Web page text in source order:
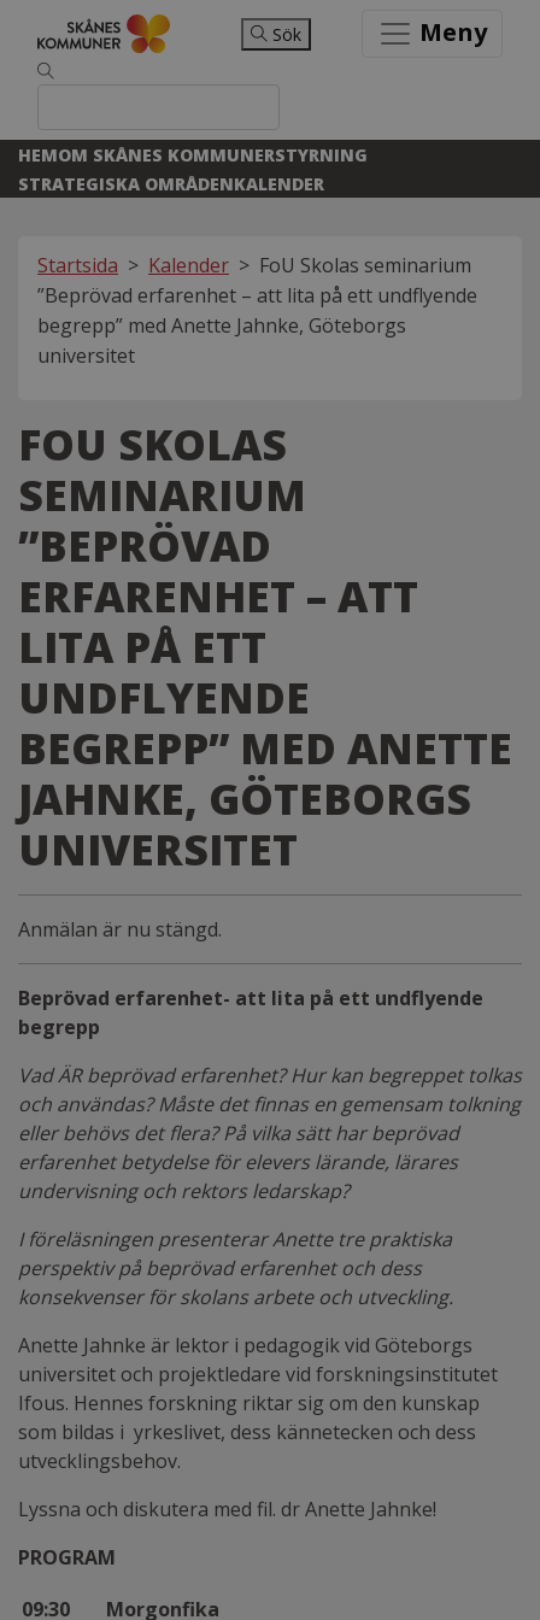
Sök Meny
HEMOM SKÅNES KOMMUNERSTYRNING
STRATEGISKA OMRÅDENKALENDER
Startsida > Kalender > FoU Skolas seminarium
”Beprövad erfarenhet – att lita på ett undflyende
begrepp” med Anette Jahnke, Göteborgs
universitet
FOU SKOLAS
SEMINARIUM
”BEPRÖVAD
ERFARENHET – ATT
LITA PÅ ETT
UNDFLYENDE
BEGREPP” MED ANETTE
JAHNKE, GÖTEBORGS
UNIVERSITET
Anmälan är nu stängd.
Beprövad erfarenhet- att lita på ett undflyende
begrepp
Vad ÄR beprövad erfarenhet? Hur kan begreppet tolkas
och användas? Måste det finnas en gemensam tolkning
eller behövs det flera? På vilka sätt har beprövad
erfarenhet betydelse för elevers lärande, lärares
undervisning och rektors ledarskap?
I föreläsningen presenterar Anette tre praktiska
perspektiv på beprövad erfarenhet och dess
konsekvenser för skolans arbete och utveckling.
Anette Jahnke är lektor i pedagogik vid Göteborgs
universitet och projektledare vid forskningsinstitutet
Ifous. Hennes forskning riktar sig om den kunskap
som bildas i yrkeslivet, dess kännetecken och dess
utvecklingsbehov.
Lyssna och diskutera med fil. dr Anette Jahnke!
PROGRAM
09:30
Morgonfika